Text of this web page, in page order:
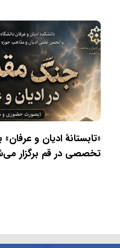
«تابستانهٔ ادیان و
تخصصی در قم برگزار